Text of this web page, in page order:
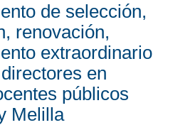
de selección,
renovación,
extraordinario
en
públicos
Melilla